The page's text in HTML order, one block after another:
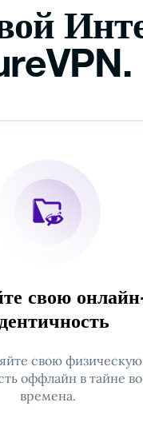
свою
свою физическую
оффлайн в тайне
времена.